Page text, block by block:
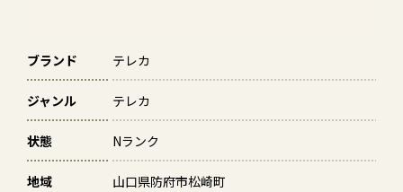
ブランド テレカ
ジャンル テレカ
状態 Nランク
地域 山口県防府市松崎町